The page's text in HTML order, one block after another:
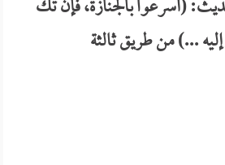
(أسرعوا بالجنازة، فإن تك
...) من طريق ثالثة